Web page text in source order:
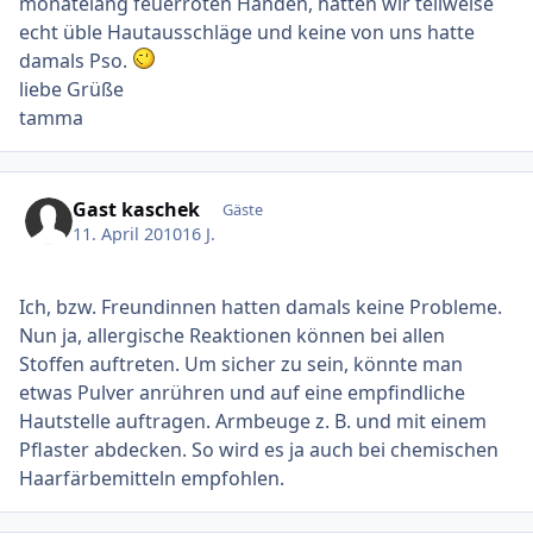
echt üble Hautausschläge und keine von uns hatte
damals Pso.
liebe Grüße
tamma
Gast kaschek Gäste
11. April 201016 J.
Ich, bzw. Freundinnen hatten damals keine Probleme.
Nun ja, allergische Reaktionen können bei allen
Stoffen auftreten. Um sicher zu sein, könnte man
etwas Pulver anrühren und auf eine empfindliche
Hautstelle auftragen. Armbeuge z. B. und mit einem
Pflaster abdecken. So wird es ja auch bei chemischen
Haarfärbemitteln empfohlen.